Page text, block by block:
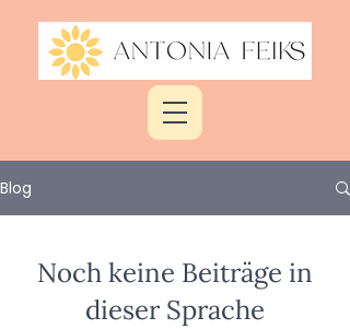
Blog
Noch keine Beiträge in
dieser Sprache